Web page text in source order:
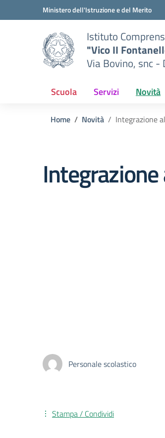
Vai ai contenuti
Vai al menu di navigazioneMinistero dell'Istruzione e del Merito
Istituto
"Vico II
Via Bovino, snc -
Scuola Servizi Novità
Home Novità Integrazione
Personale scolastico
Stampa / Condividi